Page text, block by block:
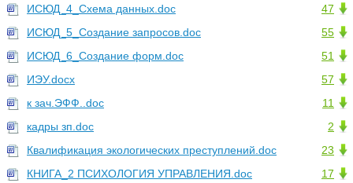
47
ИСЮД_4_Схема данных.doc
55
ИСЮД_5_Создание запросов.doc
51
ИСЮД_6_Создание форм.doc
57
ИЭУ.docx
11
к зач.ЭФФ..doc
2
кадры зп.doc
23
Квалификация экологических преступлений.doc
17
КНИГА_2 ПСИХОЛОГИЯ УПРАВЛЕНИЯ.doc